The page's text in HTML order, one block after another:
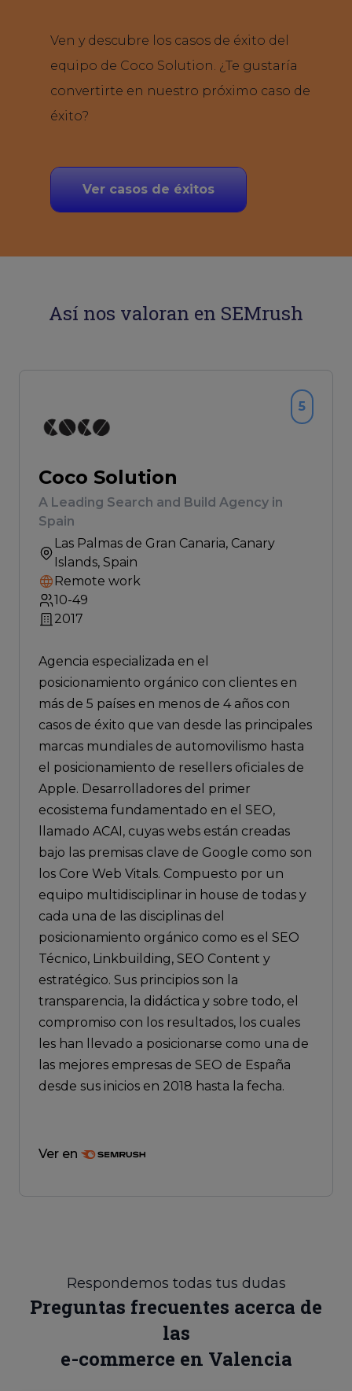
Ven y descubre los casos de éxito del
equipo de Coco Solution. ¿Te gustaría
convertirte en nuestro próximo caso de
éxito?
Ver casos de éxitos
Así nos valoran en SEMrush
Coco Solution
A Leading Search and Build Agency in
Spain
Las Palmas de Gran Canaria, Canary
Islands, Spain
Remote work
10-49
2017
5
Agencia especializada en el
posicionamiento orgánico con clientes en
más de 5 países en menos de 4 años con
casos de éxito que van desde las principales
marcas mundiales de automovilismo hasta
el posicionamiento de resellers oficiales de
Apple. Desarrolladores del primer
ecosistema fundamentado en el SEO,
llamado ACAI, cuyas webs están creadas
bajo las premisas clave de Google como son
los Core Web Vitals. Compuesto por un
equipo multidisciplinar in house de todas y
cada una de las disciplinas del
posicionamiento orgánico como es el SEO
Técnico, Linkbuilding, SEO Content y
estratégico. Sus principios son la
transparencia, la didáctica y sobre todo, el
compromiso con los resultados, los cuales
les han llevado a posicionarse como una de
las mejores empresas de SEO de España
desde sus inicios en 2018 hasta la fecha.
Ver en
Respondemos todas tus dudas
Preguntas frecuentes acerca de
las
e-commerce en Valencia